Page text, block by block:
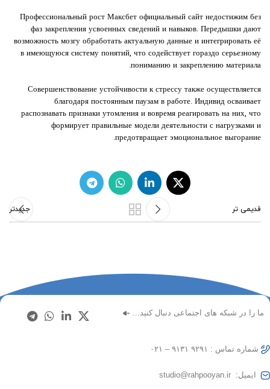
Профессиональный рост Максбет официальный сайт недостижим без
фаз закрепления усвоенных сведений и навыков. Передышки дают
возможность мозгу обработать актуальную данные и интегрировать её
в имеющуюся систему понятий, что содействует гораздо серьезному
пониманию и закреплению материала.
Совершенствование устойчивости к стрессу также осуществляется
благодаря постоянным паузам в работе. Индивид осваивает
распознавать признаки утомления и вовремя реагировать на них, что
формирует правильные модели деятельности с нагрузками и
предотвращает эмоциональное выгорание.
جدیدتر قدیمی تر
ما را در شبکه های اجتماعی دنبال کنید…
شماره تماس : ۹۲۹۱ ۹۱۳۱ – ۰۲۱
ایمیل: studio@rahpooyan.ir